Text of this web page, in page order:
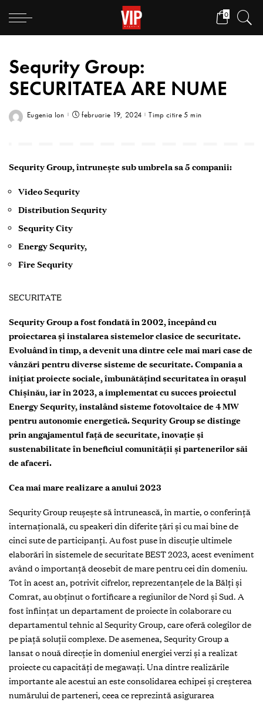
0
Sequrity Group:
SECURITATEA ARE NUME
Eugenia Ion februarie 19, 2024 Timp citire 5 min
Sequrity Group, întrunește sub umbrela sa 5 companii:
Video Sequrity
Distribution Sequrity
Sequrity City
Energy Sequrity,
Fire Sequrity
SECURITATE
Sequrity Group a fost fondată în 2002, începând cu
proiectarea și instalarea sistemelor clasice de securitate.
Evoluând în timp, a devenit una dintre cele mai mari case de
vânzări pentru diverse sisteme de securitate. Compania a
inițiat proiecte sociale, îmbunătățind securitatea în orașul
Chișinău, iar în 2023, a implementat cu succes proiectul
Energy Sequrity, instalând sisteme fotovoltaice de 4 MW
pentru autonomie energetică. Sequrity Group se distinge
prin angajamentul față de securitate, inovație și
sustenabilitate în beneficiul comunității și partenerilor săi
de afaceri.
Cea mai mare realizare a anului 2023
Sequrity Group reușește să întrunească, în martie, o conferință
internațională, cu speakeri din diferite țări și cu mai bine de
cinci sute de participanți. Au fost puse în discuție ultimele
elaborări în sistemele de securitate BEST 2023, acest eveniment
având o importanță deosebit de mare pentru cei din domeniu.
Tot în acest an, potrivit cifrelor, reprezentanțele de la Bălți și
Comrat, au obținut o fortificare a regiunilor de Nord și Sud. A
fost înființat un departament de proiecte în colaborare cu
departamentul tehnic al Sequrity Group, care oferă colegilor de
pe piață soluții complexe. De asemenea, Sequrity Group a
lansat o nouă direcție în domeniul energiei verzi și a realizat
proiecte cu capacități de megawați. Una dintre realizările
importante ale acestui an este consolidarea echipei și creșterea
numărului de parteneri, ceea ce reprezintă asigurarea